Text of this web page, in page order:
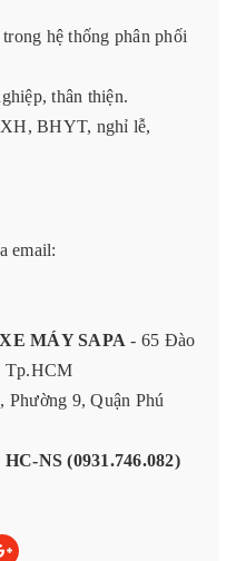
hệ thống phân phối
thân thiện.
BHYT, nghỉ lễ,
email:
MÁY SAPA - 65 Đào
Tp.HCM
9, Quận Phú
NS (0931.746.082)